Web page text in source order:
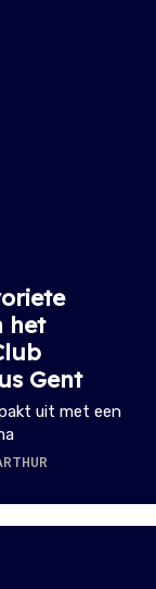
het
Gent
uit met een